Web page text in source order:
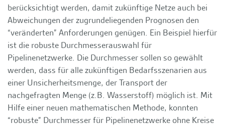
berücksichtigt werden, damit zukünftige Netze auch bei
Abweichungen der zugrundeliegenden Prognosen den
“veränderten” Anforderungen genügen. Ein Beispiel hierfür
ist die robuste Durchmesserauswahl für
Pipelinenetzwerke. Die Durchmesser sollen so gewählt
werden, dass für alle zukünftigen Bedarfsszenarien aus
einer Unsicherheitsmenge, der Transport der
nachgefragten Menge (z.B. Wasserstoff) möglich ist. Mit
Hilfe einer neuen mathematischen Methode, konnten
“robuste” Durchmesser für Pipelinenetzwerke ohne Kreise